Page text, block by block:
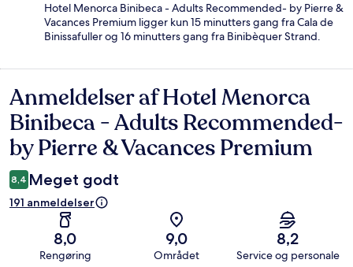
Hotel Menorca Binibeca - Adults Recommended- by Pierre &
Vacances Premium ligger kun 15 minutters gang fra Cala de
Binissafuller og 16 minutters gang fra Binibèquer Strand.
Anmeldelser
Anmeldelser af Hotel Menorca
Binibeca - Adults Recommended-
by Pierre & Vacances Premium
8,4 Meget godt
191 anmeldelser
8,0
Rengøring
9,0
Området
8,2
Service og personale